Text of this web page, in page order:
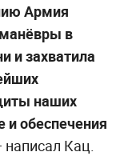
Армия
в
и захватила
наших
и обеспечения
написал Кац.